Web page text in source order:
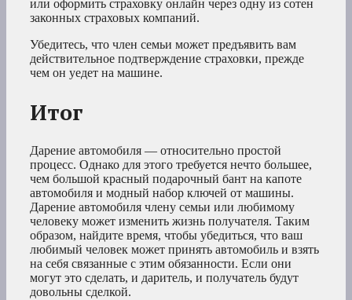
или оформить страховку онлайн через одну из сотен
законных страховых компаний.
Убедитесь, что член семьи может предъявить вам
действительное подтверждение страховки, прежде
чем он уедет на машине.
Итог
Дарение автомобиля — относительно простой
процесс. Однако для этого требуется нечто большее,
чем большой красный подарочный бант на капоте
автомобиля и модный набор ключей от машины.
Дарение автомобиля члену семьи или любимому
человеку может изменить жизнь получателя. Таким
образом, найдите время, чтобы убедиться, что ваш
любимый человек может принять автомобиль и взять
на себя связанные с этим обязанности. Если они
могут это сделать, и даритель, и получатель будут
довольны сделкой.